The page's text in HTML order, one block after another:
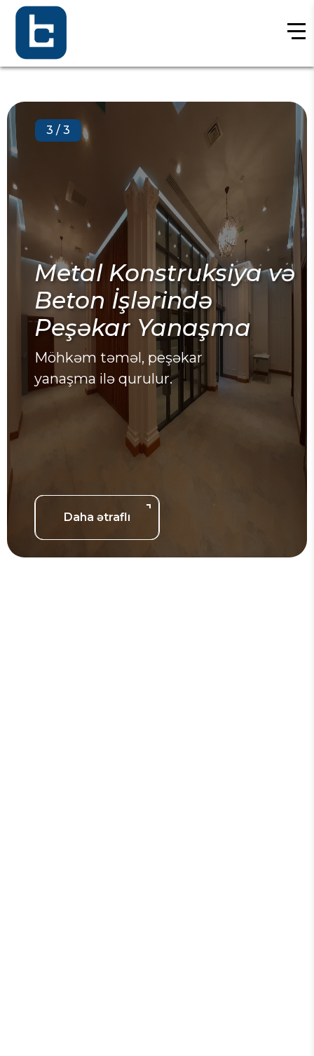
Metal Konstruksiya və
Beton İşlərində
Peşəkar Yanaşma
Möhkəm təməl, peşəkar
yanaşma ilə qurulur.
Daha ətraflı
3 / 3